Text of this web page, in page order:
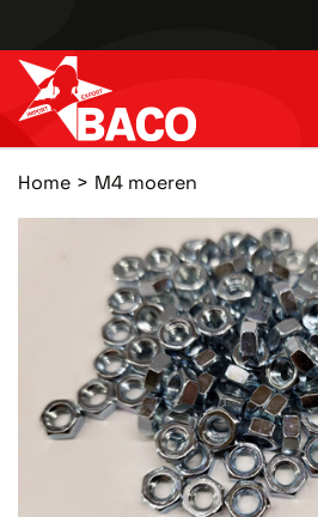
Home M4 moeren